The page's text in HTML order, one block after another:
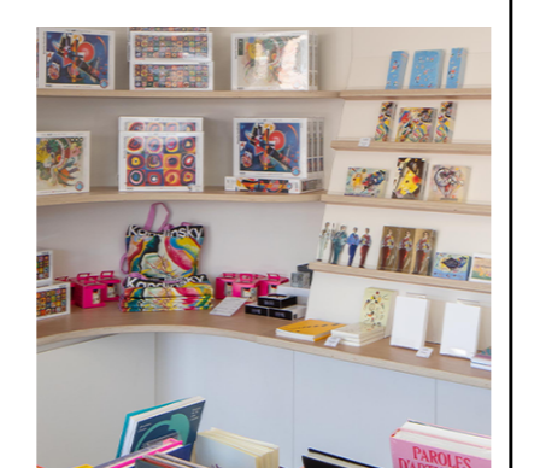
Image